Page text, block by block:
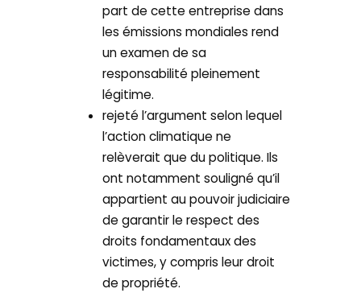
part de cette entreprise dans
les émissions mondiales rend
un examen de sa
responsabilité pleinement
légitime.
rejeté l’argument selon lequel
l’action climatique ne
relèverait que du politique. Ils
ont notamment souligné qu’il
appartient au pouvoir judiciaire
de garantir le respect des
droits fondamentaux des
victimes, y compris leur droit
de propriété.